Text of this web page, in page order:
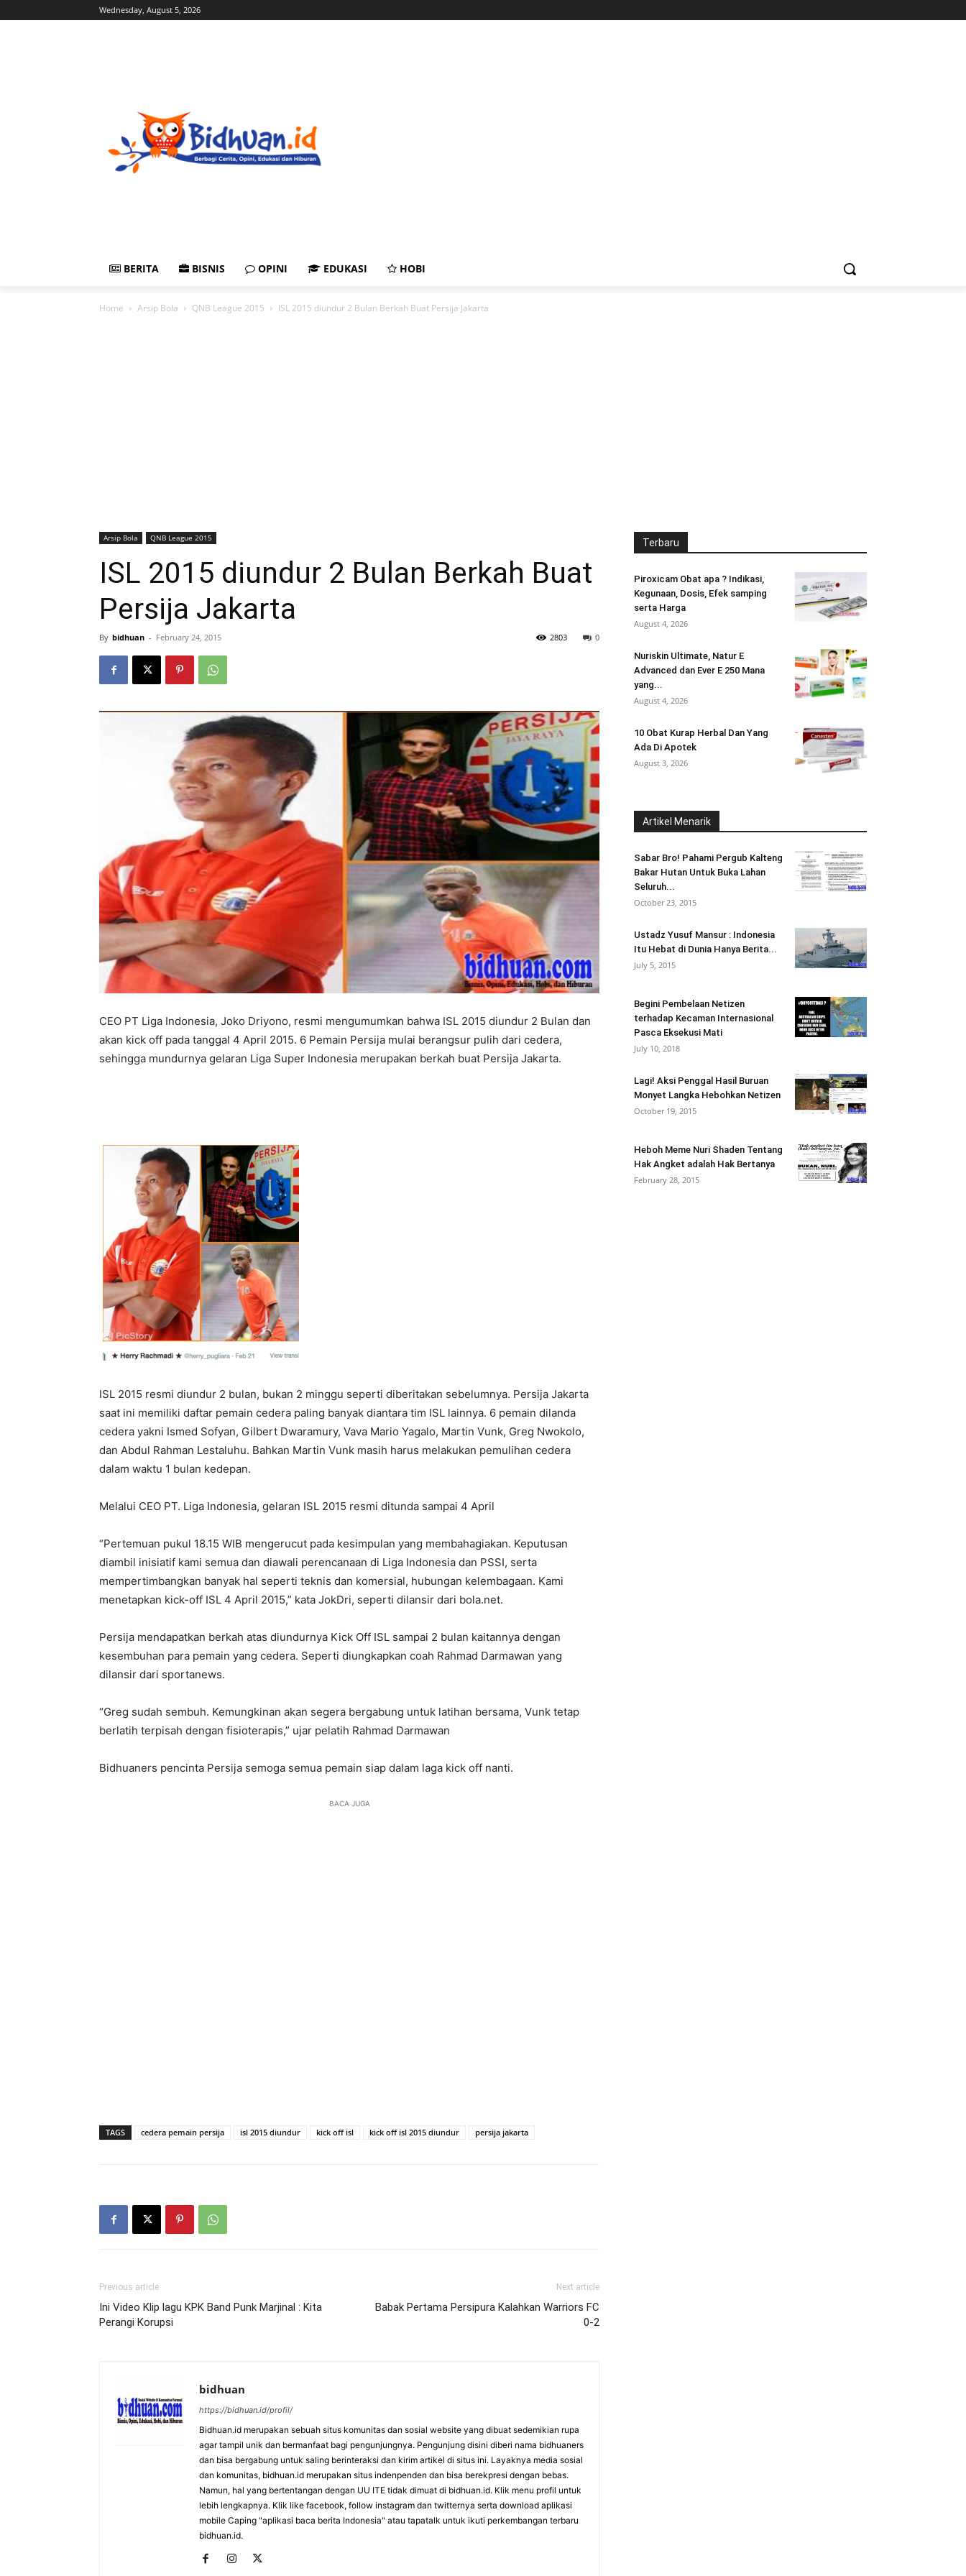
Wednesday, August 5, 2026
BERITA BISNIS OPINI EDUKASI HOBI
Home Arsip Bola QNB League 2015 ISL 2015 diundur 2 Bulan Berkah Buat Persija Jakarta
Arsip Bola QNB League 2015
ISL 2015 diundur 2 Bulan Berkah Buat
Persija Jakarta
By bidhuan - February 24, 2015 0
2803
CEO PT Liga Indonesia, Joko Driyono, resmi mengumumkan bahwa ISL 2015 diundur 2 Bulan dan
akan kick off pada tanggal 4 April 2015. 6 Pemain Persija mulai berangsur pulih dari cedera,
sehingga mundurnya gelaran Liga Super Indonesia merupakan berkah buat Persija Jakarta.
ISL 2015 resmi diundur 2 bulan, bukan 2 minggu seperti diberitakan sebelumnya. Persija Jakarta
saat ini memiliki daftar pemain cedera paling banyak diantara tim ISL lainnya. 6 pemain dilanda
cedera yakni Ismed Sofyan, Gilbert Dwaramury, Vava Mario Yagalo, Martin Vunk, Greg Nwokolo,
dan Abdul Rahman Lestaluhu. Bahkan Martin Vunk masih harus melakukan pemulihan cedera
dalam waktu 1 bulan kedepan.
Melalui CEO PT. Liga Indonesia, gelaran ISL 2015 resmi ditunda sampai 4 April
“Pertemuan pukul 18.15 WIB mengerucut pada kesimpulan yang membahagiakan. Keputusan
diambil inisiatif kami semua dan diawali perencanaan di Liga Indonesia dan PSSI, serta
mempertimbangkan banyak hal seperti teknis dan komersial, hubungan kelembagaan. Kami
menetapkan kick-off ISL 4 April 2015,” kata JokDri, seperti dilansir dari bola.net.
Persija mendapatkan berkah atas diundurnya Kick Off ISL sampai 2 bulan kaitannya dengan
kesembuhan para pemain yang cedera. Seperti diungkapkan coah Rahmad Darmawan yang
dilansir dari sportanews.
“Greg sudah sembuh. Kemungkinan akan segera bergabung untuk latihan bersama, Vunk tetap
berlatih terpisah dengan fisioterapis,” ujar pelatih Rahmad Darmawan
Bidhuaners pencinta Persija semoga semua pemain siap dalam laga kick off nanti.
BACA JUGA
TAGS cedera pemain persija isl 2015 diundur kick off isl kick off isl 2015 diundur persija jakarta
Previous article
Ini Video Klip lagu KPK Band Punk Marjinal : Kita
Perangi Korupsi
Next article
Babak Pertama Persipura Kalahkan Warriors FC
0-2
bidhuan
https://bidhuan.id/profil/
Bidhuan.id merupakan sebuah situs komunitas dan sosial website yang dibuat sedemikian rupa
agar tampil unik dan bermanfaat bagi pengunjungnya. Pengunjung disini diberi nama bidhuaners
dan bisa bergabung untuk saling berinteraksi dan kirim artikel di situs ini. Layaknya media sosial
dan komunitas, bidhuan.id merupakan situs indenpenden dan bisa berekpresi dengan bebas.
Namun, hal yang bertentangan dengan UU ITE tidak dimuat di bidhuan.id. Klik menu profil untuk
lebih lengkapnya. Klik like facebook, follow instagram dan twitternya serta download aplikasi
mobile Caping "aplikasi baca berita Indonesia" atau tapatalk untuk ikuti perkembangan terbaru
bidhuan.id.
Terbaru
Piroxicam Obat apa ? Indikasi,
Kegunaan, Dosis, Efek samping
serta Harga
August 4, 2026
Nuriskin Ultimate, Natur E
Advanced dan Ever E 250 Mana
yang...
August 4, 2026
10 Obat Kurap Herbal Dan Yang
Ada Di Apotek
August 3, 2026
Artikel Menarik
Sabar Bro! Pahami Pergub Kalteng
Bakar Hutan Untuk Buka Lahan
Seluruh...
October 23, 2015
Ustadz Yusuf Mansur : Indonesia
Itu Hebat di Dunia Hanya Berita...
July 5, 2015
Begini Pembelaan Netizen
terhadap Kecaman Internasional
Pasca Eksekusi Mati
July 10, 2018
Lagi! Aksi Penggal Hasil Buruan
Monyet Langka Hebohkan Netizen
October 19, 2015
Heboh Meme Nuri Shaden Tentang
Hak Angket adalah Hak Bertanya
February 28, 2015